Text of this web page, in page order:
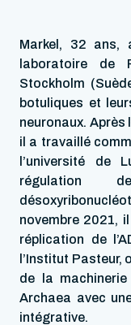
Markel, 32 ans,
laboratoire de
Stockholm
botuliques et
neuronaux. Après
il a travaillé
l’université de
régulation
novembre 2021,
réplication de
l’Institut Pasteur,
de la
Archaea avec
intégrative.